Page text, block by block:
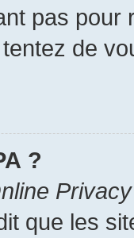
pas pour
de
?
que les